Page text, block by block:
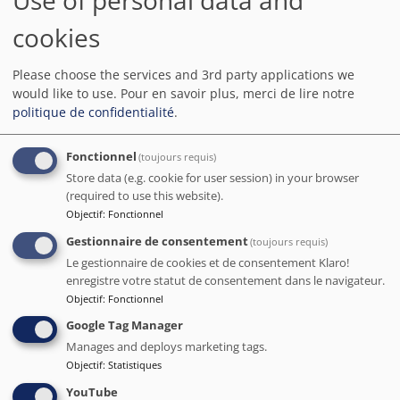
l'hébergement et les pièces
fréquentées
clients
Trousse de secours disponible
disponible
distanciation physique
Application mobile pour utiliser
le service d'étage
Barrières physiques ou écrans
est nécessaire
Le ménage dans l'établissement
est effectué par des sociétés de
nettoyage professionnelles
la vaisselle sont désinfectés
Les clients peuvent refuser le
service de nettoyage de
l'hébergement pendant leur
séjour
5/5
Cet endroit est un véritable petit paradis. Les chambres
sont immenses et décorées avec goût. Le personnel est
vraiment très attentionné et prêt à tout pour que le séjour
cookies
Please choose the services and 3rd party applications we
would like to use. Pour en savoir plus, merci de lire notre
politique de confidentialité.
Fonctionnel (toujours requis)
Store data (e.g. cookie for user session) in your browser
(required to use this website).
Objectif: Fonctionnel
Gestionnaire de consentement(toujours requis)
Le gestionnaire de cookies et de consentement Klaro!
enregistre votre statut de consentement dans le navigateur.
Objectif: Fonctionnel
Google Tag Manager
Manages and deploys marketing tags.
Objectif: Statistiques
YouTube